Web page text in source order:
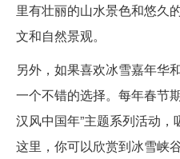
里有壮丽的山水景色和悠久
文和自然景观。
另外，如果喜欢冰雪嘉年华
一个不错的选择。每年春节
汉风中国年”主题系列活动
这里，你可以欣赏到冰雪峡